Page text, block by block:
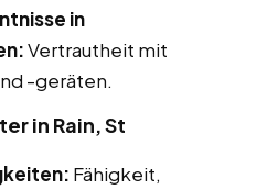
in
Vertrautheit mit
-geräten.
in Rain, St
Fähigkeit,